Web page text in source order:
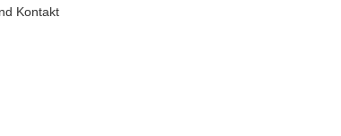
Kontakt